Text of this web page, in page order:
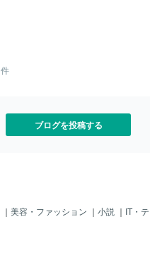
件
ブログを投稿する
｜ 美容・ファッション ｜ 小説 ｜ IT・